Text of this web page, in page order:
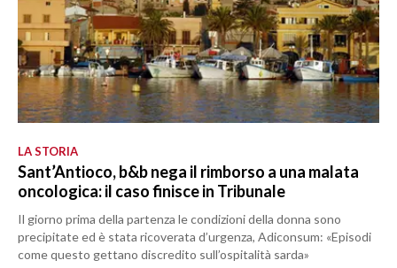
LA STORIA
Sant’Antioco, b&b nega il rimborso a una malata
oncologica: il caso finisce in Tribunale
Il giorno prima della partenza le condizioni della donna sono
precipitate ed è stata ricoverata d’urgenza, Adiconsum: «Episodi
come questo gettano discredito sull’ospitalità sarda»